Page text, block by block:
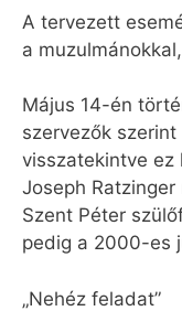
A tervezett
a
Május 14-én
szervezők
visszatekintve ez
Joseph
Szent Péter
pedig a 2000-es
„Nehéz feladat”